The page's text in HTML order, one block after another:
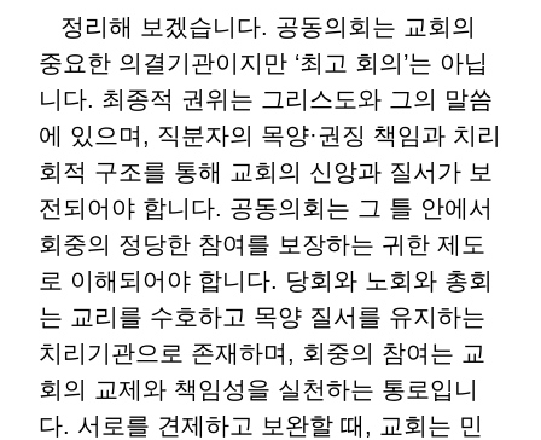
정리해 보겠습니다. 공동의회는 교회의
중요한 의결기관이지만 ‘최고 회의 ’는 아닙
니다. 최종적 권위는 그리스도와 그의 말씀
에 있으며 , 직분자의 목양·권징 책임과 치리
회적 구조를 통해 교회의 신앙과 질서가 보
전되어야 합니다. 공동의회는 그 틀 안에서
회중의 정당한 참여를 보장하는 귀한 제도
로 이해되어야 합니다. 당회와 노회와 총회
는 교리를 수호하고 목양 질서를 유지하는
치리기관으로 존재하며 , 회중의 참여는 교
회의 교제와 책임성을 실천하는 통로입니
다. 서로를 견제하고 보완할 때 , 교회는 민